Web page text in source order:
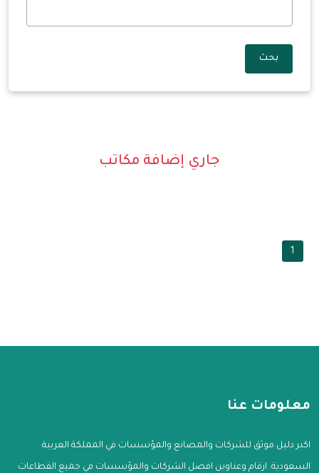
بحث
جاري إضافة مكاتب
1
معلومات عنا
اكبر دليل موثق للشركات والمصانع والمؤسسات في المملكة العربية
السعودية. ارقام وعناوين افضل الشركات والمؤسسات في جميع القطاعات